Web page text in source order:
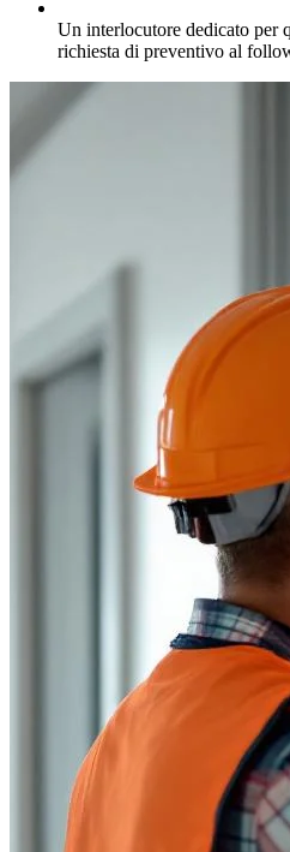
Un interlocutore dedicato per
richiesta di preventivo al